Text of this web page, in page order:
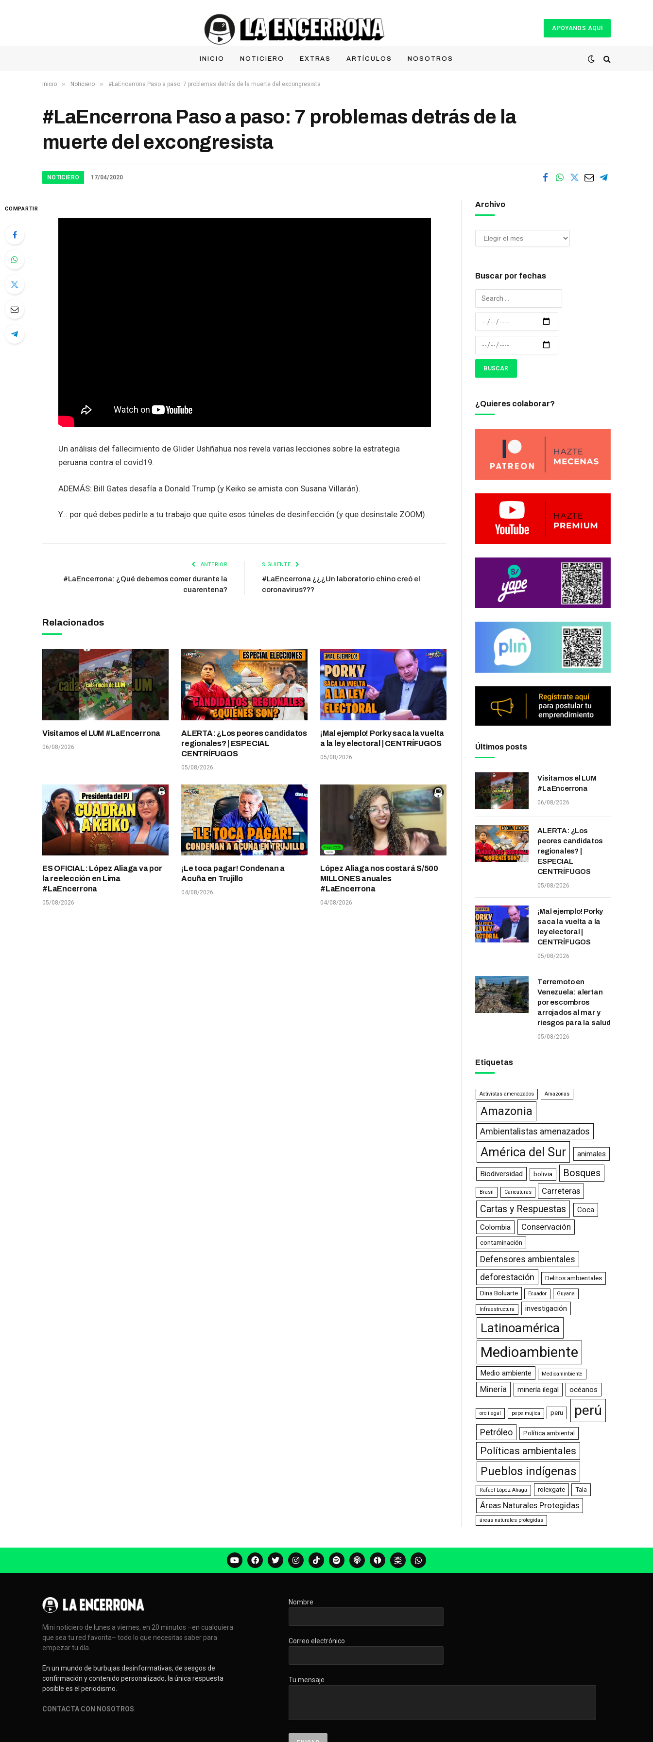
APÓYANOS AQUÍ
INICIO NOTICIERO EXTRAS ARTÍCULOS NOSOTROS
Inicio » Noticiero » #LaEncerrona Paso a paso: 7 problemas detrás de la muerte del excongresista
#LaEncerrona Paso a paso: 7 problemas detrás de la
muerte del excongresista
NOTICIERO 17/04/2020
COMPARTIR
Un análisis del fallecimiento de Glider Ushñahua nos revela varias lecciones sobre la estrategia
peruana contra el covid19.
ADEMÁS: Bill Gates desafía a Donald Trump (y Keiko se amista con Susana Villarán).
Y… por qué debes pedirle a tu trabajo que quite esos túneles de desinfección (y que desinstale ZOOM).
ANTERIOR
#LaEncerrona: ¿Qué debemos comer durante la
cuarentena?
SIGUIENTE
#LaEncerrona ¿¿¿Un laboratorio chino creó el
coronavirus???
Relacionados
Visitamos el LUM #LaEncerrona
06/08/2026
ALERTA: ¿Los peores candidatos
regionales? | ESPECIAL
CENTRÍFUGOS
05/08/2026
¡Mal ejemplo! Porky saca la vuelta
a la ley electoral | CENTRÍFUGOS
05/08/2026
ES OFICIAL: López Aliaga va por
la reelección en Lima
#LaEncerrona
05/08/2026
¡Le toca pagar! Condenan a
Acuña en Trujillo
04/08/2026
López Aliaga nos costará S/500
MILLONES anuales
#LaEncerrona
04/08/2026
Archivo
Buscar por fechas
¿Quieres colaborar?
Últimos posts
Visitamos el LUM
#LaEncerrona
06/08/2026
ALERTA: ¿Los
peores candidatos
regionales? |
ESPECIAL
CENTRÍFUGOS
05/08/2026
¡Mal ejemplo! Porky
saca la vuelta a la
ley electoral |
CENTRÍFUGOS
05/08/2026
Terremoto en
Venezuela: alertan
por escombros
arrojados al mar y
riesgos para la salud
05/08/2026
Etiquetas
Activistas amenazados Amazonas
Amazonia
Ambientalistas amenazados
América del Sur animales
Biodiversidad bolivia Bosques
Brasil Caricaturas Carreteras
Cartas y Respuestas
Coca
Colombia
Conservación
contaminación
Defensores ambientales
deforestación
Delitos ambientales
Dina Boluarte Ecuador Guyana
Infraestructura investigación
Latinoamérica
Medioambiente
Medio ambiente Medioammbiente
Minería minería ilegal océanos
oro ilegal pepe mujica peru perú
Petróleo Política ambiental
Políticas ambientales
Pueblos indígenas
Rafael López Aliaga rolexgate Tala
Áreas Naturales Protegidas
áreas naturales protegidas
Mini noticiero de lunes a viernes, en 20 minutos –en cualquiera
que sea tu red favorita– todo lo que necesitas saber para
empezar tu día.
En un mundo de burbujas desinformativas, de sesgos de
confirmación y contenido personalizado, la única respuesta
posible es el periodismo.
CONTACTA CON NOSOTROS
Nombre
Correo electrónico
Tu mensaje